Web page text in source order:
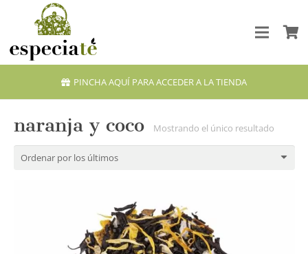
PINCHA AQUÍ PARA ACCEDER A LA TIENDA
naranja y coco Mostrando el único resultado